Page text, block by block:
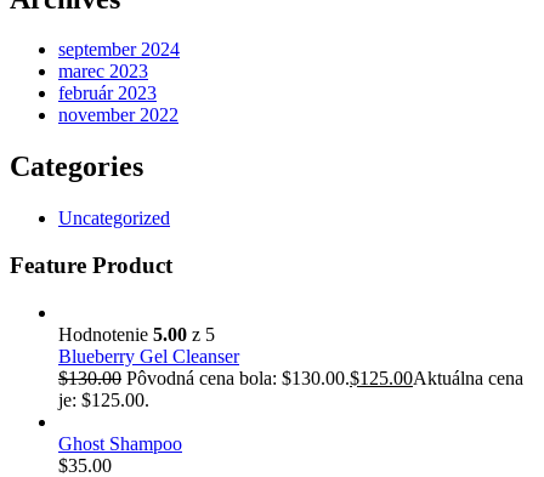
september 2024
marec 2023
február 2023
november 2022
Categories
Uncategorized
Feature Product
Hodnotenie 5.00 z 5
Blueberry Gel Cleanser
$130.00 Pôvodná cena bola: $130.00.$125.00Aktuálna cena
je: $125.00.
Ghost Shampoo
$35.00